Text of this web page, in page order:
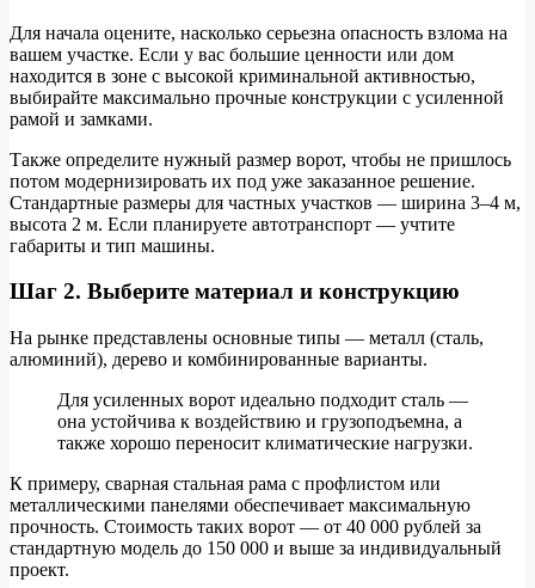
Для начала оцените, насколько серьезна опасность взлома на
вашем участке. Если у вас большие ценности или дом
находится в зоне с высокой криминальной активностью,
выбирайте максимально прочные конструкции с усиленной
рамой и замками.
Также определите нужный размер ворот, чтобы не пришлось
потом модернизировать их под уже заказанное решение.
Стандартные размеры для частных участков — ширина 3–4 м,
высота 2 м. Если планируете автотранспорт — учтите
габариты и тип машины.
Шаг 2. Выберите материал и конструкцию
На рынке представлены основные типы — металл (сталь,
алюминий), дерево и комбинированные варианты.
Для усиленных ворот идеально подходит сталь —
она устойчива к воздействию и грузоподъемна, а
также хорошо переносит климатические нагрузки.
К примеру, сварная стальная рама с профлистом или
металлическими панелями обеспечивает максимальную
прочность. Стоимость таких ворот — от 40 000 рублей за
стандартную модель до 150 000 и выше за индивидуальный
проект.